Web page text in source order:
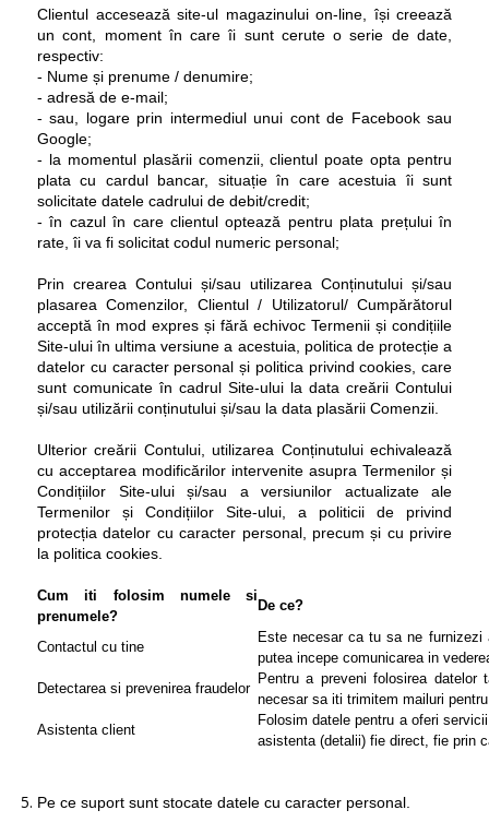
Clientul accesează site-ul magazinului on-line, își creează
un cont, moment în care îi sunt cerute o serie de date,
respectiv:
- Nume și prenume / denumire;
- adresă de e-mail;
- sau, logare prin intermediul unui cont de Facebook sau
Google;
- la momentul plasării comenzii, clientul poate opta pentru
plata cu cardul bancar, situație în care acestuia îi sunt
solicitate datele cadrului de debit/credit;
- în cazul în care clientul optează pentru plata prețului în
rate, îi va fi solicitat codul numeric personal;
Prin crearea Contului și/sau utilizarea Conținutului și/sau
plasarea Comenzilor, Clientul / Utilizatorul/ Cumpărătorul
acceptă în mod expres și fără echivoc Termenii și condițiile
Site-ului în ultima versiune a acestuia, politica de protecție a
datelor cu caracter personal și politica privind cookies, care
sunt comunicate în cadrul Site-ului la data creării Contului
și/sau utilizării conținutului și/sau la data plasării Comenzii.
Ulterior creării Contului, utilizarea Conținutului echivalează
cu acceptarea modificărilor intervenite asupra Termenilor și
Condițiilor Site-ului și/sau a versiunilor actualizate ale
Termenilor și Condițiilor Site-ului, a politicii de privind
protecția datelor cu caracter personal, precum și cu privire
la politica cookies.
Cum iti folosim numele si
prenumele?
De ce?
Contactul cu tine
Este necesar ca tu sa ne furnizezi
putea incepe comunicarea in
Detectarea si prevenirea fraudelor
Pentru a preveni folosirea
necesar sa iti trimitem mailuri
Asistenta client
Folosim datele pentru a oferi
asistenta (detalii) fie direct, fie prin
Pe ce suport sunt stocate datele cu caracter personal.